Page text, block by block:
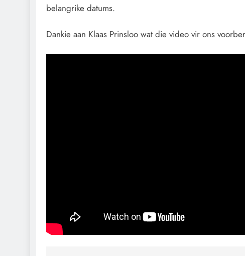
belangrike datums.
Dankie aan Klaas Prinsloo wat die video vir ons